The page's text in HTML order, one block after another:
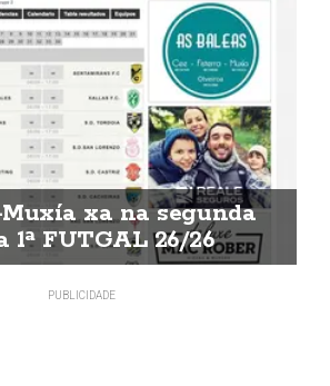
xa na segunda
1ª FUTGAL 26/26